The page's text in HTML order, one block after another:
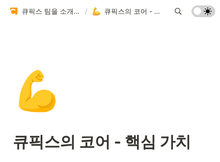
큐픽스 팀을 소개합니다 🏗️ / 큐픽스의 코어 - 핵심 가치
💪
큐픽스의 코어 - 핵심 가치